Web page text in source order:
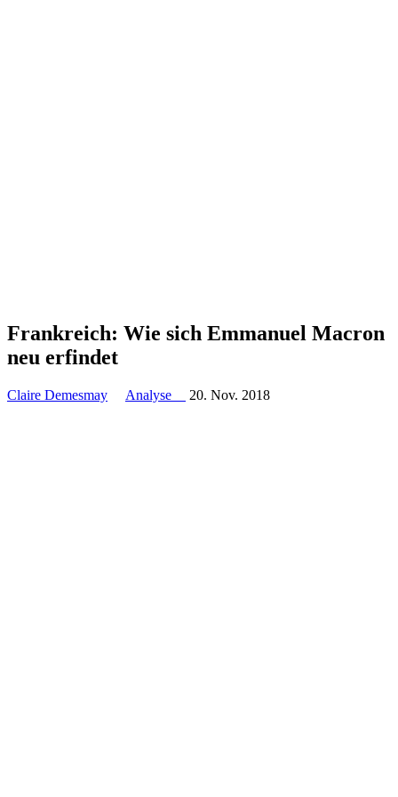
Frank­reich: Wie sich Emmanuel Macron
neu erfindet
Claire Demesmay Analyse 20. Nov. 2018